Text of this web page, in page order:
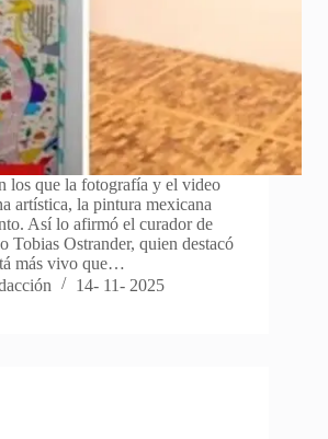
los que la fotografía y el video
artística, la pintura mexicana
Así lo afirmó el curador de
Tobias Ostrander, quien destacó
más vivo que…
14- 11- 2025